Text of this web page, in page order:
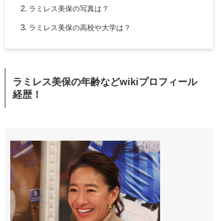
ラミレス美保の写真は？
ラミレス美保の高校や大学は？
ラミレス美保の年齢などwikiプロフィール
経歴！